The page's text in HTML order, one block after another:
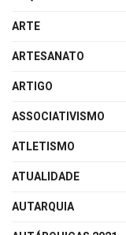
ARTE
ARTESANATO
ARTIGO
ASSOCIATIVISMO
ATLETISMO
ATUALIDADE
AUTARQUIA